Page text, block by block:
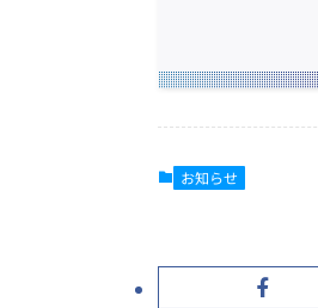
お知らせ